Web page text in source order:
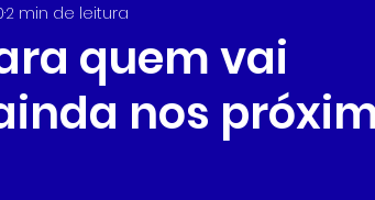
quem vai
nos
2 min de leitura